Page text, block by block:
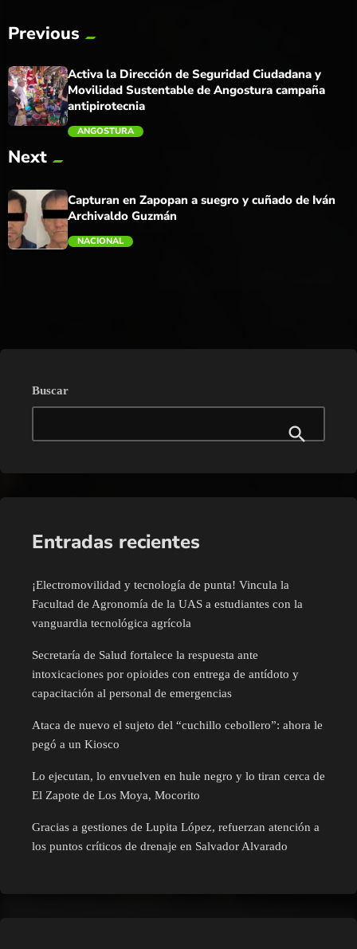
Previous
Activa la Dirección de Seguridad Ciudadana y
Movilidad Sustentable de Angostura campaña
antipirotecnia
ANGOSTURA
Next
Capturan en Zapopan a suegro y cuñado de Iván
Archivaldo Guzmán
NACIONAL
Buscar
Entradas recientes
¡Electromovilidad y tecnología de punta! Vincula la
Facultad de Agronomía de la UAS a estudiantes con la
vanguardia tecnológica agrícola
Secretaría de Salud fortalece la respuesta ante
intoxicaciones por opioides con entrega de antídoto y
capacitación al personal de emergencias
Ataca de nuevo el sujeto del “cuchillo cebollero”: ahora le
pegó a un Kiosco
Lo ejecutan, lo envuelven en hule negro y lo tiran cerca de
El Zapote de Los Moya, Mocorito
Gracias a gestiones de Lupita López, refuerzan atención a
los puntos críticos de drenaje en Salvador Alvarado